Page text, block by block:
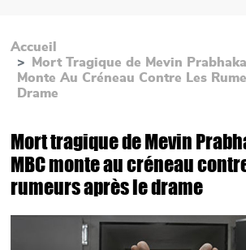
Accueil
Mort Tragique de Mevin
Monte Au Créneau Contre Les
Drame
Mort tragique de Mevin
MBC monte au créneau
rumeurs après le drame
Main picture